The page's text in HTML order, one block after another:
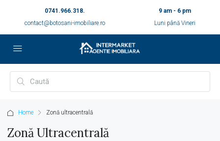
0741.966.318.
contact@botosani-imobiliare.ro
9 am - 6 pm
Luni până Vineri
Home Zonă ultracentrală
Zonă Ultracentrală